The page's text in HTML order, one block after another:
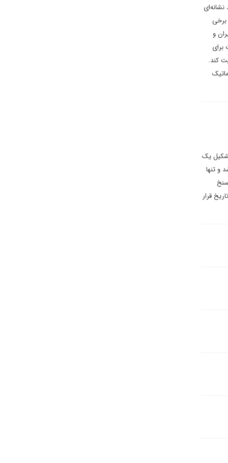
نشانه‌ای
برخی
و
برای
کند.
یک
و تنها
قرار